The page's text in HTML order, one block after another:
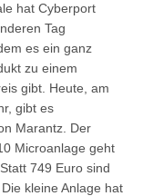
hat Cyberport
Tag
es ein ganz
zu einem
gibt. Heute, am
gibt es
Marantz. Der
Microanlage geht
749 Euro sind
kleine Anlage hat